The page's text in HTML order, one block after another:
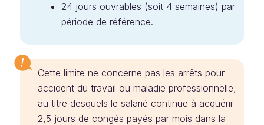
24 jours ouvrables (soit 4 semaines) par
période de référence.
Cette limite ne concerne pas les arrêts pour
accident du travail ou maladie professionnelle,
au titre desquels le salarié continue à acquérir
2,5 jours de congés payés par mois dans la